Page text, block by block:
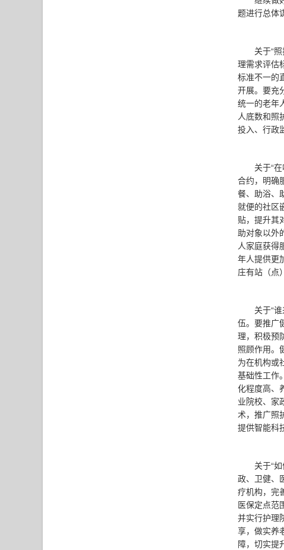
题进行总体
关于“
理需求评估
标准不一的
开展。要充
统一的老年
人底数和照
投入、行政
关于“
合约，明确
餐、助浴、
就便的社区
贴，提升其
助对象以外
人家庭获得
年人提供更
庄有站（点
关于“
伍。要推广
理，积极预
照顾作用。
为在机构或
基础性工作
化程度高、
业院校、家
术，推广照
提供智能科
关于“
政、卫健、
疗机构，完
医保定点范
并实行护理
享，做实养
障，切实提